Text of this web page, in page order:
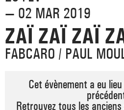
_ LES SALLES
_ ACTION TERRITORIALE
_ ACTION CULTURELLE
_ COPRODUCTIONS
_ RÉSIDENCES
_ INTERNATIONAL
_ ACTUALITÉS
_ FORMATION
_ PROMOTIONS
_ NOS MÉCÈNES
_ SOUTENEZ LE
>
>
>
— 02 MAR 2019
ZAÏ ZAÏ ZAÏ
FABCARO / PAUL
Cet évènement a eu
Retrouvez tous les